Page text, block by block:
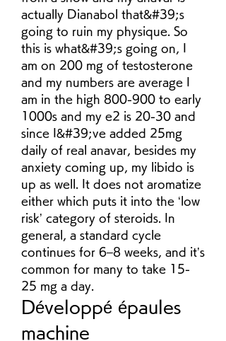
actually Dianabol that&#39;s
going to ruin my physique. So
this is what&#39;s going on, I
am on 200 mg of testosterone
and my numbers are average I
am in the high 800-900 to early
1000s and my e2 is 20-30 and
since I&#39;ve added 25mg
daily of real anavar, besides my
anxiety coming up, my libido is
up as well. It does not aromatize
either which puts it into the ‘low
risk’ category of steroids. In
general, a standard cycle
continues for 6–8 weeks, and it’s
common for many to take 15-
25 mg a day.
Développé épaules
machine